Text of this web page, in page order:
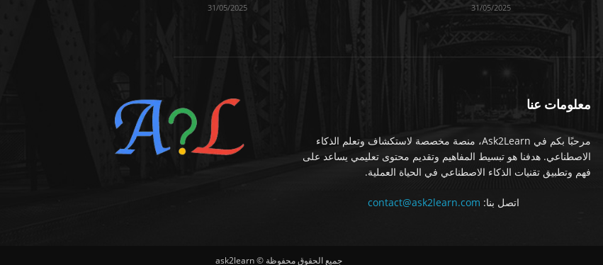
31/05/2025 31/05/2025
معلومات عنا
مرحبًا بكم في Ask2Learn، منصة مخصصة لاستكشاف وتعلم الذكاء
الاصطناعي. هدفنا هو تبسيط المفاهيم وتقديم محتوى تعليمي يساعد على
فهم وتطبيق تقنيات الذكاء الاصطناعي في الحياة العملية.
اتصل بنا: contact@ask2learn.com
جميع الحقوق محفوظة © ask2learn